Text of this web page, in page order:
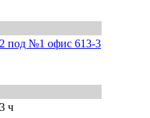
под №1 офис 613-3
ч